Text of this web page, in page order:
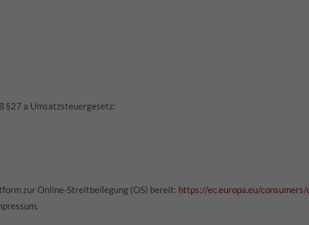
§27 a Umsatzsteuergesetz:
zur Online-Streitbeilegung (OS) bereit: https://ec.europa.eu/consumers/